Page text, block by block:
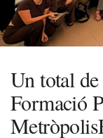
Un total
Formació